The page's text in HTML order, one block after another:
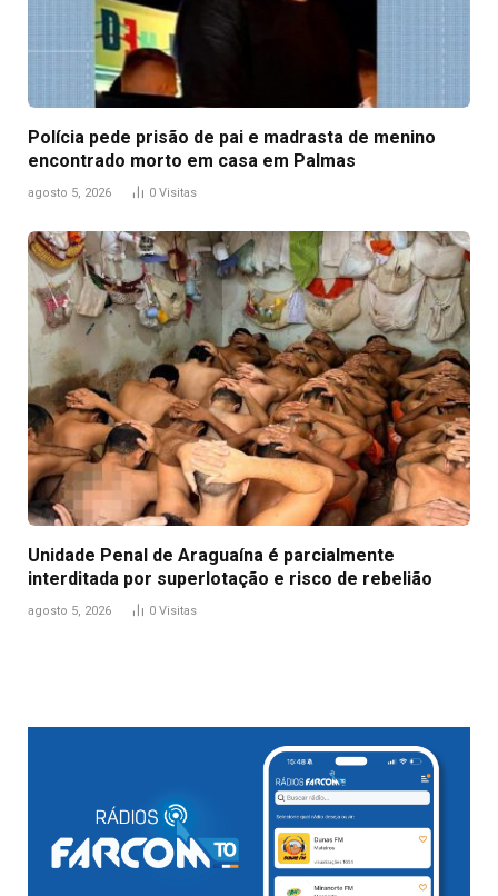
Polícia pede prisão de pai e madrasta de menino
encontrado morto em casa em Palmas
agosto 5, 2026 0 Visitas
Unidade Penal de Araguaína é parcialmente
interditada por superlotação e risco de rebelião
agosto 5, 2026 0 Visitas